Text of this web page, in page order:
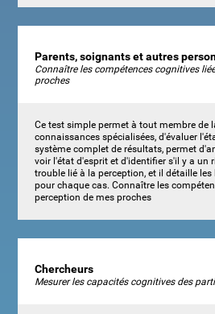
Parents, soignants et autres
Connaître les compétences cognitives
proches
Ce test simple permet à tout membre de
connaissances spécialisées, d'évaluer
système complet de résultats, permet
voir l'état d'esprit et d'identifier s'il y a un
trouble lié à la perception, et il détaille
pour chaque cas. Connaître les
perception de mes proches
Chercheurs
Mesurer les capacités cognitives des